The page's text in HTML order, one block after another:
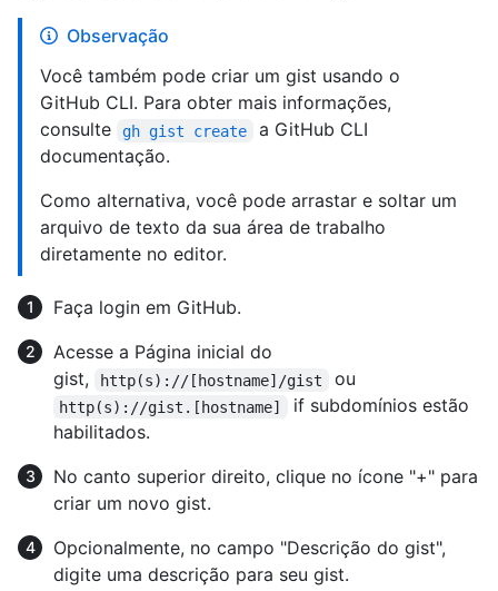
Observação
Você também pode criar um gist usando o
GitHub CLI. Para obter mais informações,
consulte
gh gist create
a GitHub CLI
documentação.
Como alternativa, você pode arrastar e soltar um
arquivo de texto da sua área de trabalho
diretamente no editor.
Faça login em GitHub.
Acesse a Página inicial do
gist,
http(s)://[hostname]/gist ou
http(s)://gist.[hostname]
if subdomínios estão
habilitados.
No canto superior direito, clique no ícone "+" para
criar um novo gist.
Opcionalmente, no campo "Descrição do gist",
digite uma descrição para seu gist.